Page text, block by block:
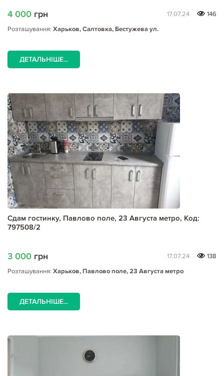
4 000 грн 17.07.24
146
Розташування: Харьков, Салтовка, Бестужева ул.
ДЕТАЛЬНІШЕ...
Сдам гостинку, Павлово поле, 23 Августа метро, Код:
797508/2
3 000 грн 17.07.24
138
Розташування: Харьков, Павлово поле, 23 Августа метро
ДЕТАЛЬНІШЕ...